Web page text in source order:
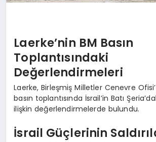
Laerke’nin BM Basın
Toplantısındaki
Değerlendirmeleri
Laerke, Birleşmiş Milletler Cenevre
basın toplantısında İsrail’in Batı
ilişkin değerlendirmelerde bulundu.
İsrail Güçlerinin